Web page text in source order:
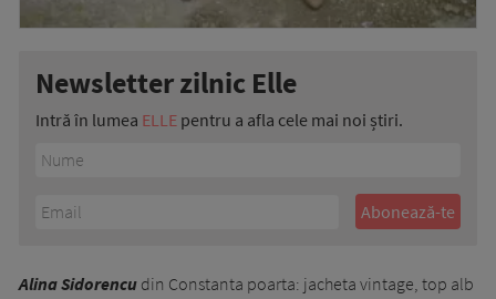
Newsletter zilnic Elle
Intră în lumea ELLE pentru a afla cele mai noi știri.
Alina Sidorencu din Constanta poarta: jacheta vintage, top alb